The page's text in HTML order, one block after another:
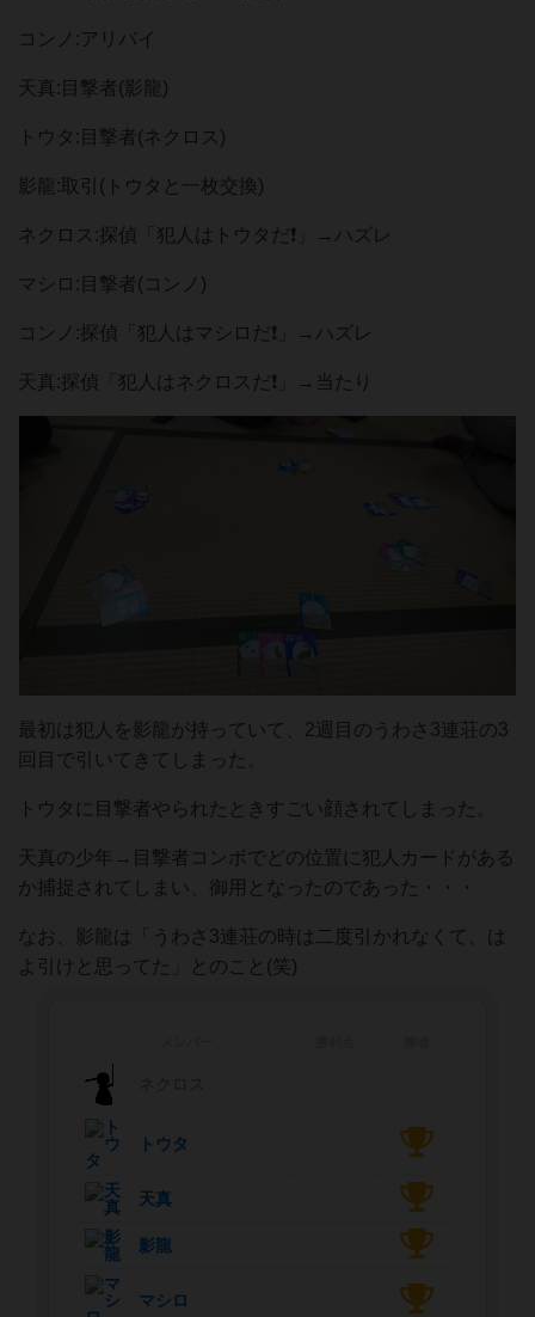
コンノ:アリバイ
天真:目撃者(影龍)
トウタ:目撃者(ネクロス)
影龍:取引(トウタと一枚交換)
ネクロス:探偵「犯人はトウタだ❗」→ハズレ
マシロ:目撃者(コンノ)
コンノ:探偵「犯人はマシロだ❗」→ハズレ
天真:探偵「犯人はネクロスだ❗」→当たり
最初は犯人を影龍が持っていて、2週目のうわさ3連荘の3
回目で引いてきてしまった。
トウタに目撃者やられたときすごい顔されてしまった。
天真の少年→目撃者コンボでどの位置に犯人カードがある
か捕捉されてしまい、御用となったのであった・・・
なお、影龍は「うわさ3連荘の時は二度引かれなくて、は
よ引けと思ってた」とのこと(笑)
トウタ
天真
影龍
マシロ